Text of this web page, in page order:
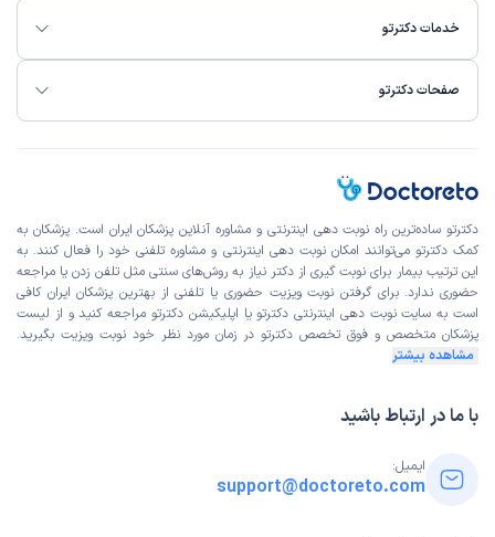
خدمات دکترتو
صفحات دکترتو
دکترتو ساده‌ترین راه نوبت‌ دهی اینترنتی و مشاوره آنلاین پزشکان ایران است. پزشکان به
کمک دکترتو می‌توانند امکان نوبت دهی اینترنتی و مشاوره تلفنی خود را فعال کنند. به
این ترتیب بیمار برای نوبت گیری از دکتر نیاز به روش‌های سنتی مثل تلفن زدن یا مراجعه
حضوری ندارد. برای گرفتن نوبت ویزیت حضوری یا تلفنی از بهترین پزشکان ایران کافی
است به سایت نوبت دهی اینترنتی دکترتو یا اپلیکیشن دکترتو مراجعه کنید و از لیست
پزشکان متخصص و فوق تخصص دکترتو در زمان مورد نظر خود نوبت ویزیت بگیرید.
مشاهده بیشتر
با ما در ارتباط باشید
ایمیل:
support@doctoreto.com